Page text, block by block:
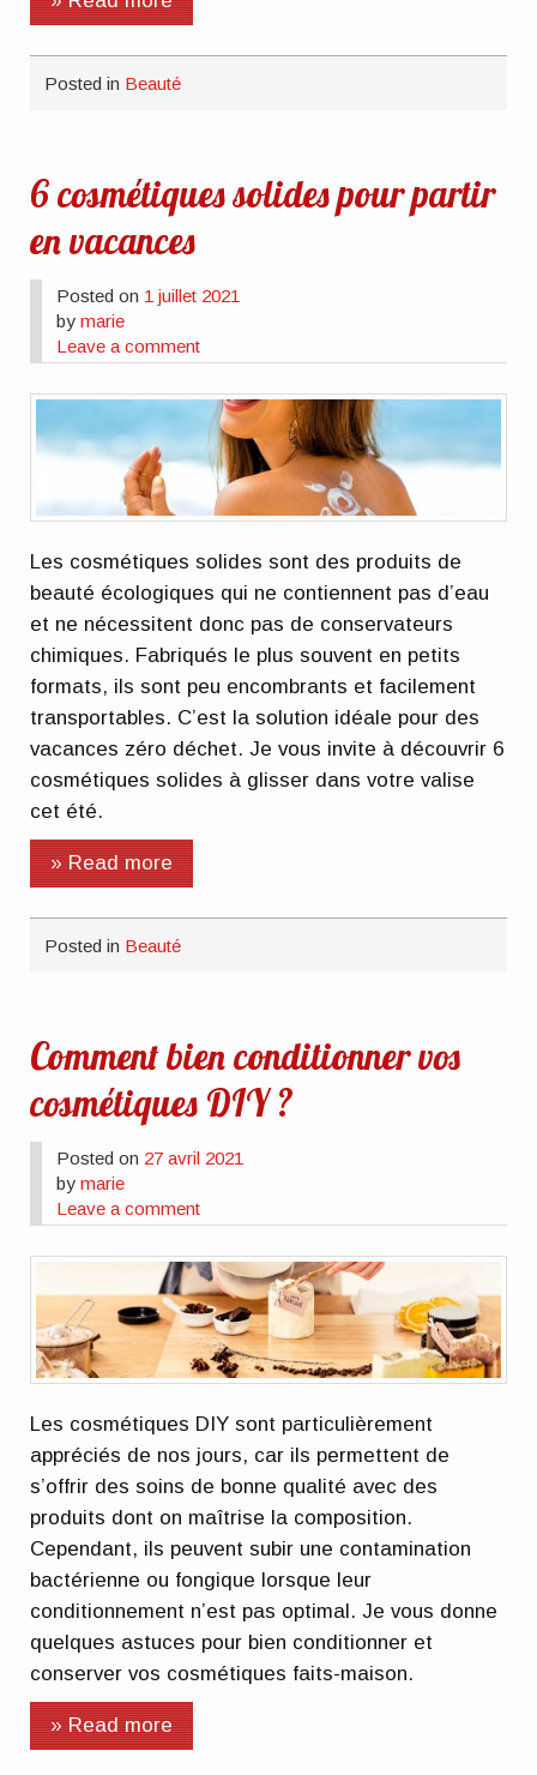
Posted in Beauté
6 cosmétiques solides pour partir
en vacances
Posted on 1 juillet 2021
bymarie
Leave a comment
Les cosmétiques solides sont des produits de
beauté écologiques qui ne contiennent pas d’eau
et ne nécessitent donc pas de conservateurs
chimiques. Fabriqués le plus souvent en petits
formats, ils sont peu encombrants et facilement
transportables. C’est la solution idéale pour des
vacances zéro déchet. Je vous invite à découvrir 6
cosmétiques solides à glisser dans votre valise
cet été.
» Read more
Posted in Beauté
Comment bien conditionner vos
cosmétiques DIY ?
Posted on 27 avril 2021
bymarie
Leave a comment
Les cosmétiques DIY sont particulièrement
appréciés de nos jours, car ils permettent de
s’offrir des soins de bonne qualité avec des
produits dont on maîtrise la composition.
Cependant, ils peuvent subir une contamination
bactérienne ou fongique lorsque leur
conditionnement n’est pas optimal. Je vous donne
quelques astuces pour bien conditionner et
conserver vos cosmétiques faits-maison.
» Read more